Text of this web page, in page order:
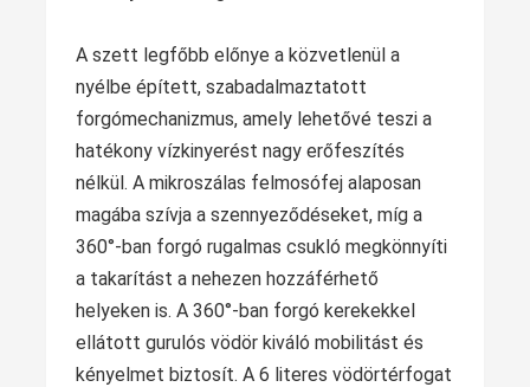
A szett legfőbb előnye a közvetlenül a
nyélbe épített, szabadalmaztatott
forgómechanizmus, amely lehetővé teszi a
hatékony vízkinyerést nagy erőfeszítés
nélkül. A mikroszálas felmosófej alaposan
magába szívja a szennyeződéseket, míg a
360°-ban forgó rugalmas csukló megkönnyíti
a takarítást a nehezen hozzáférhető
helyeken is. A 360°-ban forgó kerekekkel
ellátott gurulós vödör kiváló mobilitást és
kényelmet biztosít. A 6 literes vödörtérfogat